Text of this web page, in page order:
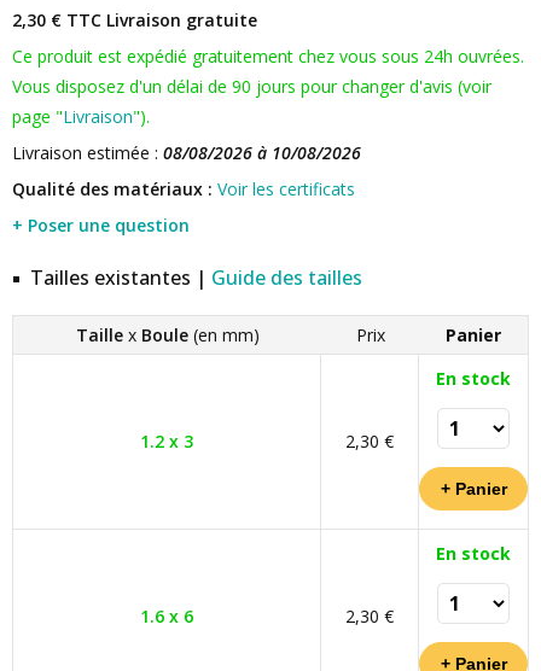
2,30 € TTC Livraison gratuite
Ce produit est expédié gratuitement chez vous sous 24h ouvrées.
Vous disposez d'un délai de 90 jours pour changer d'avis (voir
page "Livraison").
Livraison estimée : 08/08/2026 à 10/08/2026
Qualité des matériaux : Voir les certificats
+ Poser une question
Tailles existantes | Guide des tailles
Taille x Boule (en mm) Prix Panier
1.2 x 3 2,30 €
En stock
1.6 x 6 2,30 €
En stock